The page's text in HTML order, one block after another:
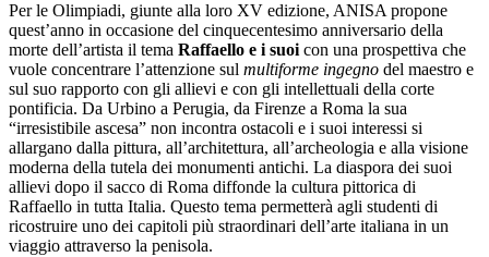
Per le Olimpiadi, giunte alla loro XV edizione, ANISA propone
quest’anno in occasione del cinquecentesimo anniversario della
morte dell’artista il tema Raffaello e i suoi con una prospettiva che
vuole concentrare l’attenzione sul multiforme ingegno del maestro e
sul suo rapporto con gli allievi e con gli intellettuali della corte
pontificia. Da Urbino a Perugia, da Firenze a Roma la sua
“irresistibile ascesa” non incontra ostacoli e i suoi interessi si
allargano dalla pittura, all’architettura, all’archeologia e alla visione
moderna della tutela dei monumenti antichi. La diaspora dei suoi
allievi dopo il sacco di Roma diffonde la cultura pittorica di
Raffaello in tutta Italia. Questo tema permetterà agli studenti di
ricostruire uno dei capitoli più straordinari dell’arte italiana in un
viaggio attraverso la penisola.